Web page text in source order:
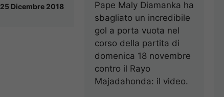
25 Dicembre 2018
Pape Maly Diamanka ha
sbagliato un incredibile
gol a porta vuota nel
corso della partita di
domenica 18 novembre
contro il Rayo
Majadahonda: il video.